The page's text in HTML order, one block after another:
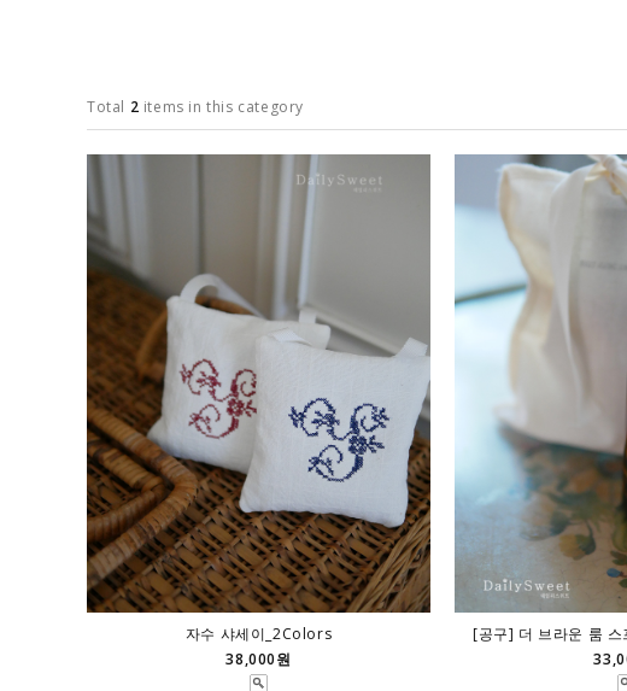
Total 2 items in this category
자수 샤세이_2Colors
38,000원
[공구] 더 브라운 룸